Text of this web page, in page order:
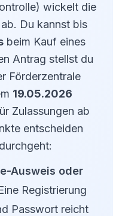
wickelt die
Du kannst bis
beim Kauf eines
Antrag stellst du
Förderzentrale
19.05.2026
Zulassungen ab
entscheiden
Ausweis oder
Registrierung
Passwort reicht